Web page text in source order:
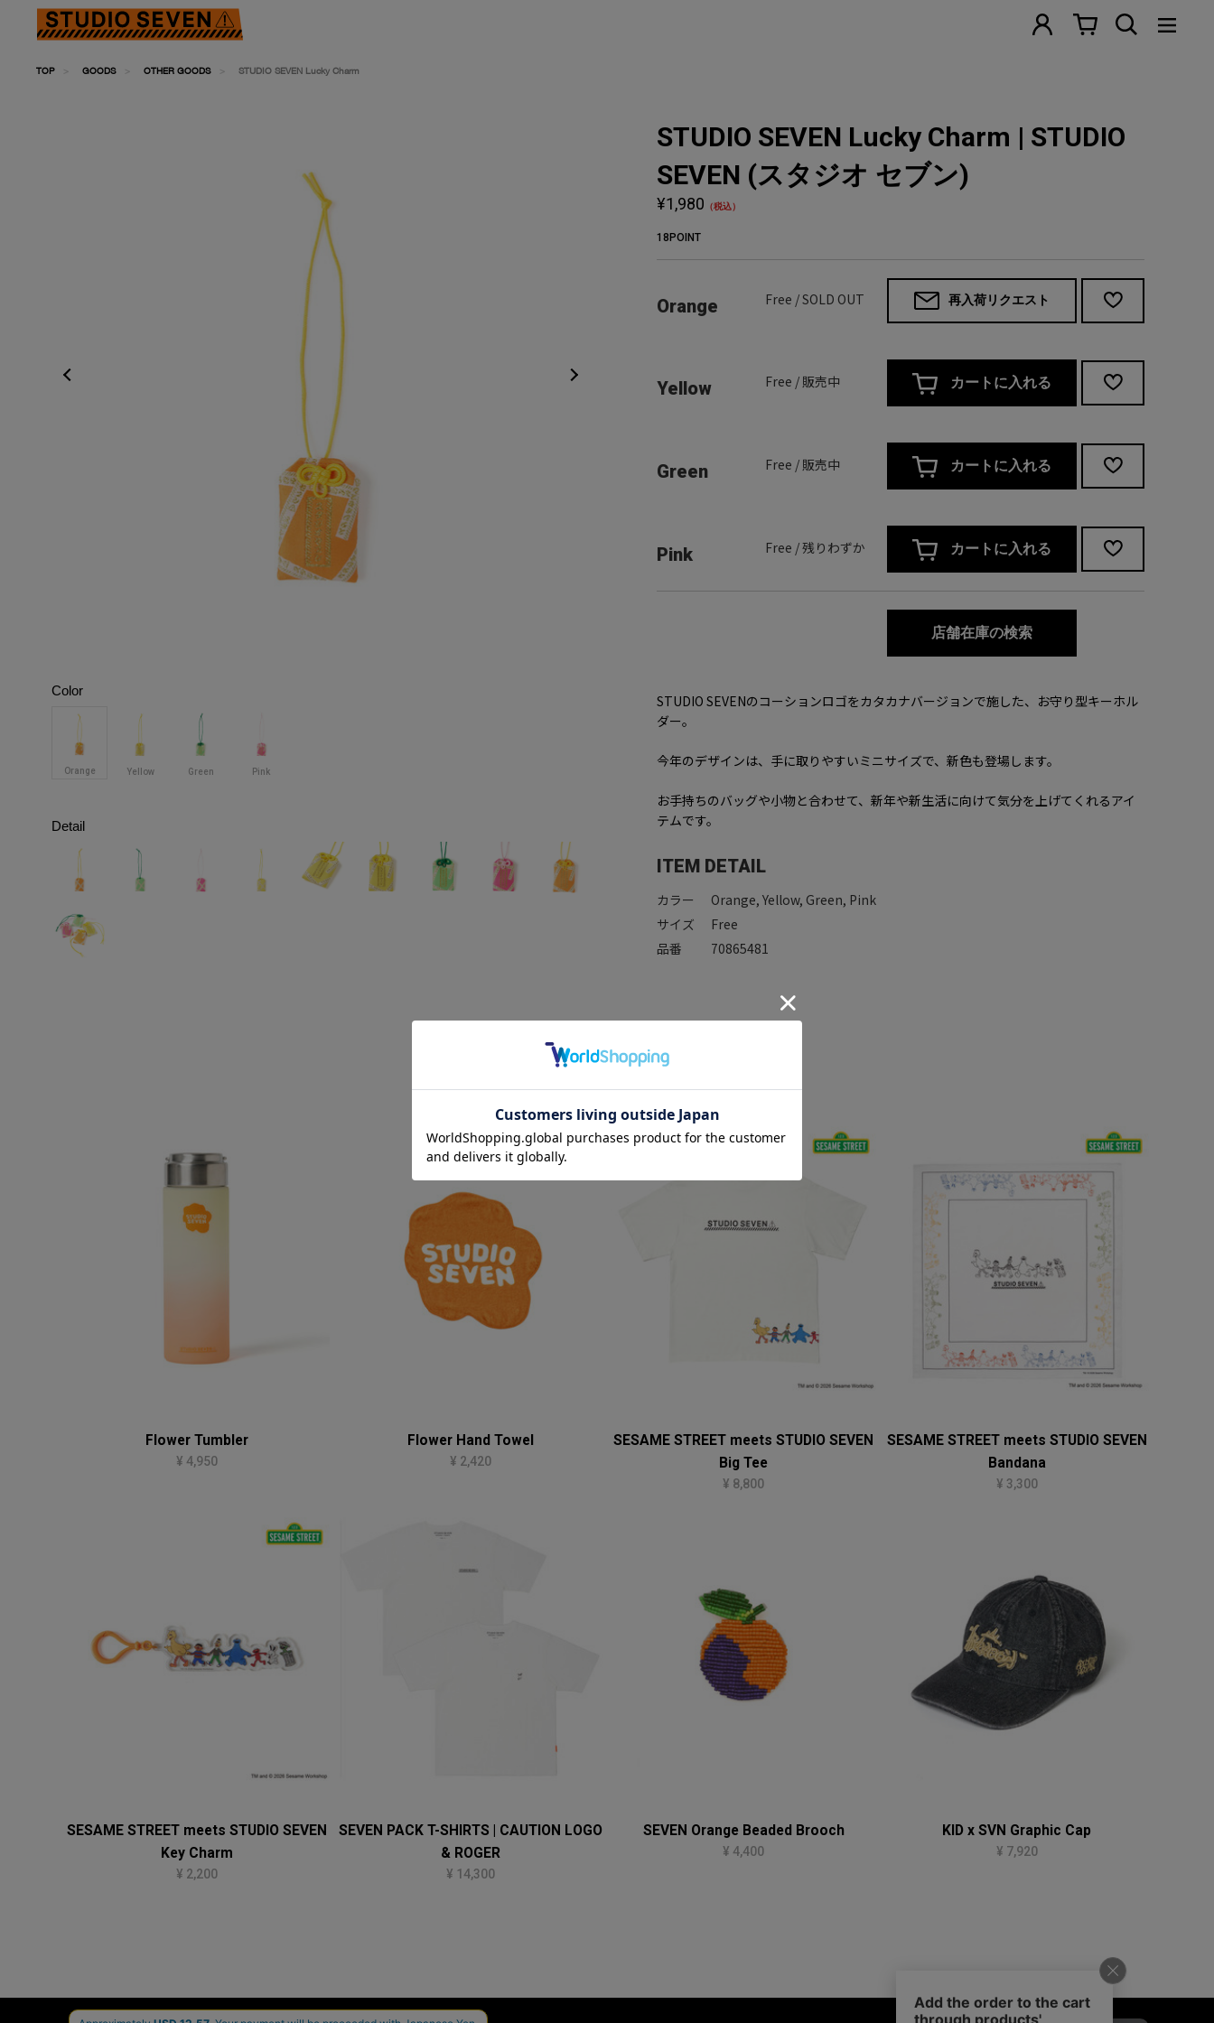
TOP GOODS OTHER GOODS STUDIO SEVEN Lucky Charm
Color
Orange Yellow Green Pink
Detail
STUDIO SEVEN Lucky Charm | STUDIO
SEVEN (スタジオ セブン)
¥1,980 （税込）
18POINT
Orange Free / SOLD OUT 再入荷リクエスト
Yellow Free / 販売中 カートに入れる
Green Free / 販売中 カートに入れる
Pink Free / 残りわずか カートに入れる
店舗在庫の検索
STUDIO SEVENのコーションロゴをカタカナバージョンで施した、お守り型キーホル
ダー。
今年のデザインは、手に取りやすいミニサイズで、新色も登場します。
お手持ちのバッグや小物と合わせて、新年や新生活に向けて気分を上げてくれるアイ
テムです。
ITEM DETAIL
カラー
Orange, Yellow, Green, Pink
サイズ
Free
品番
70865481
RECOMMEND
Flower Tumbler
¥ 4,950
Flower Hand Towel
¥ 2,420
SESAME STREET meets STUDIO SEVEN
Big Tee
¥ 8,800
SESAME STREET meets STUDIO SEVEN
Bandana
¥ 3,300
SESAME STREET meets STUDIO SEVEN
Key Charm
¥ 2,200
SEVEN PACK T-SHIRTS | CAUTION LOGO
& ROGER
¥ 14,300
SEVEN Orange Beaded Brooch
¥ 4,400
KID x SVN Graphic Cap
¥ 7,920